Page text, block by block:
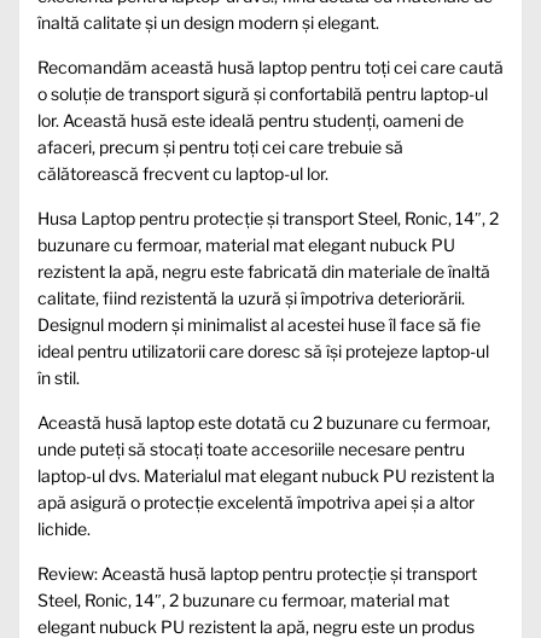
înaltă calitate și un design modern și elegant.
Recomandăm această husă laptop pentru toți cei care caută
o soluție de transport sigură și confortabilă pentru laptop-ul
lor. Această husă este ideală pentru studenți, oameni de
afaceri, precum și pentru toți cei care trebuie să
călătorească frecvent cu laptop-ul lor.
Husa Laptop pentru protecție și transport Steel, Ronic, 14″, 2
buzunare cu fermoar, material mat elegant nubuck PU
rezistent la apă, negru este fabricată din materiale de înaltă
calitate, fiind rezistentă la uzură și împotriva deteriorării.
Designul modern și minimalist al acestei huse îl face să fie
ideal pentru utilizatorii care doresc să își protejeze laptop-ul
în stil.
Această husă laptop este dotată cu 2 buzunare cu fermoar,
unde puteți să stocați toate accesoriile necesare pentru
laptop-ul dvs. Materialul mat elegant nubuck PU rezistent la
apă asigură o protecție excelentă împotriva apei și a altor
lichide.
Review: Această husă laptop pentru protecție și transport
Steel, Ronic, 14″, 2 buzunare cu fermoar, material mat
elegant nubuck PU rezistent la apă, negru este un produs